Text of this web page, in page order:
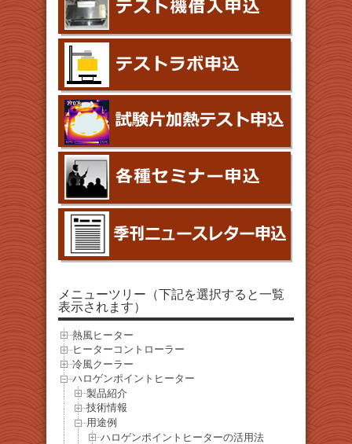
メニューツリー（下記を選択すると一覧
表示されます）
熱風ヒーター
ヒーターコントローラー
冷風クーラー
ハロゲンポイントヒーター
製品紹介
技術情報
用途例
ハロゲンポイントヒーターの活用法